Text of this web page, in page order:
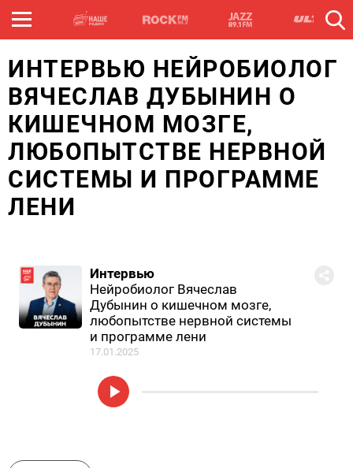
ИНТЕРВЬЮ НЕЙРОБИОЛОГ
ВЯЧЕСЛАВ ДУБЫНИН О
КИШЕЧНОМ МОЗГЕ,
ЛЮБОПЫТСТВЕ НЕРВНОЙ
СИСТЕМЫ И ПРОГРАММЕ
ЛЕНИ
Интервью
Нейробиолог Вячеслав
Дубынин о кишечном мозге,
любопытстве нервной системы
и программе лени
17.01.2025